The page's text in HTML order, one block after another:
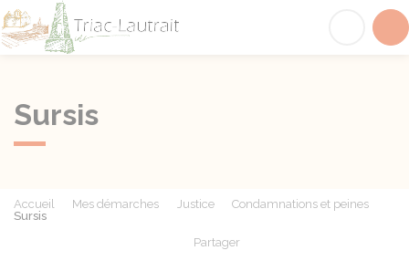
Sursis
Accueil Mes démarches Justice
Condamnations et peines
Sursis
Partager